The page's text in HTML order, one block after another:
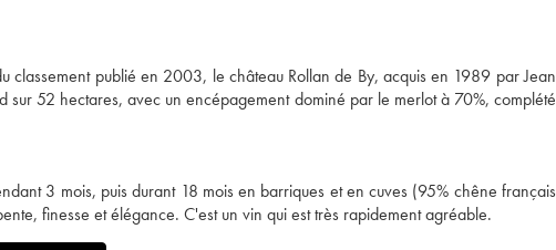
classement publié en 2003, le château Rollan de By, acquis en 1989 par Jean
52 hectares, avec un encépagement dominé par le merlot à 70%, complété
3 mois, puis durant 18 mois en barriques et en cuves (95% chêne français
finesse et élégance. C'est un vin qui est très rapidement agréable.